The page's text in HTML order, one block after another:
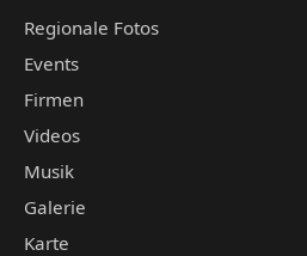
Regionale Fotos
Events
Firmen
Videos
Musik
Galerie
Karte